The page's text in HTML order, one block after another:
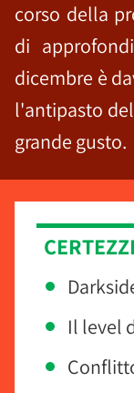
corso della
di
dicembre è
l'antipasto
grande gusto.
Il level